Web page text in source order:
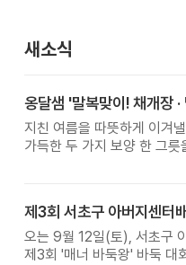
새소식
옹달샘 '말복맞이! 채개장
지친 여름을 따뜻하게 이겨
가득한 두 가지 보양 한 그릇
오는 9월 12일(토), 서초구
제3회 '매너 바둑왕' 바둑 대